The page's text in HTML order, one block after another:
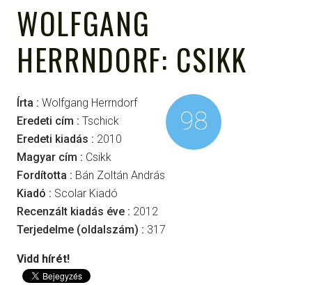
WOLFGANG
HERRNDORF: CSIKK
Írta : Wolfgang Herrndorf
Eredeti cím : Tschick
Eredeti kiadás : 2010
Magyar cím : Csikk
Fordította : Bán Zoltán András
Kiadó : Scolar Kiadó
Recenzált kiadás éve : 2012
Terjedelme (oldalszám) : 317
98
Vidd hírét!